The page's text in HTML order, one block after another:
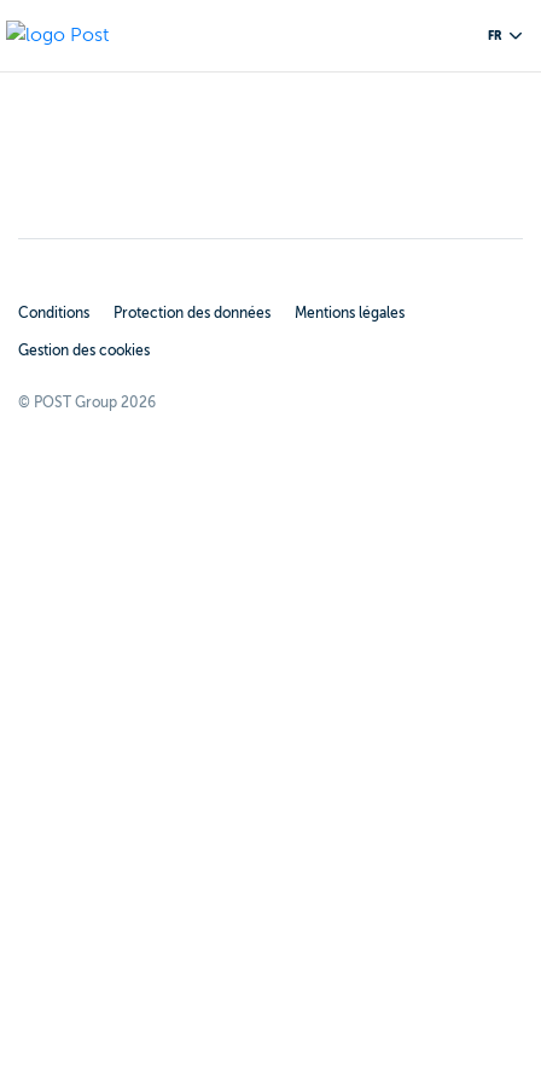
FR
Conditions Protection des données Mentions légales
Gestion des cookies
© POST Group 2026